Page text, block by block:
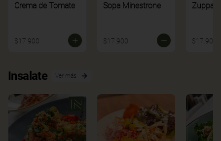
Crema de Tomate
$17.900
Sopa Minestrone
$17.900
Zuppa
$17.900
Insalate Ver más